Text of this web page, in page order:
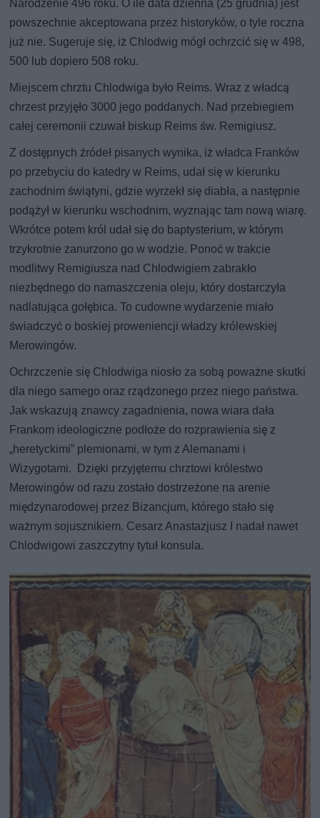
Narodzenie 496 roku. O ile data dzienna (25 grudnia) jest
powszechnie akceptowana przez historyków, o tyle roczna
już nie. Sugeruje się, iż Chlodwig mógł ochrzcić się w 498,
500 lub dopiero 508 roku.
Miejscem chrztu Chlodwiga było Reims. Wraz z władcą
chrzest przyjęło 3000 jego poddanych. Nad przebiegiem
całej ceremonii czuwał biskup Reims św. Remigiusz.
Z dostępnych źródeł pisanych wynika, iż władca Franków
po przebyciu do katedry w Reims, udał się w kierunku
zachodnim świątyni, gdzie wyrzekł się diabła, a następnie
podążył w kierunku wschodnim, wyznając tam nową wiarę.
Wkrótce potem król udał się do baptysterium, w którym
trzykrotnie zanurzono go w wodzie. Ponoć w trakcie
modlitwy Remigiusza nad Chlodwigiem zabrakło
niezbędnego do namaszczenia oleju, który dostarczyła
nadlatująca gołębica. To cudowne wydarzenie miało
świadczyć o boskiej proweniencji władzy królewskiej
Merowingów.
Ochrzczenie się Chlodwiga niosło za sobą poważne skutki
dla niego samego oraz rządzonego przez niego państwa.
Jak wskazują znawcy zagadnienia, nowa wiara dała
Frankom ideologiczne podłoże do rozprawienia się z
„heretyckimi” plemionami, w tym z Alemanami i
Wizygotami. Dzięki przyjętemu chrztowi królestwo
Merowingów od razu zostało dostrzeżone na arenie
międzynarodowej przez Bizancjum, którego stało się
ważnym sojusznikiem. Cesarz Anastazjusz I nadał nawet
Chlodwigowi zaszczytny tytuł konsula.